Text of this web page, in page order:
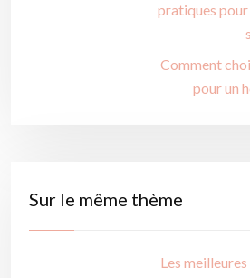
pratiques
Comment
pour un
Sur le même thème
Les meilleures